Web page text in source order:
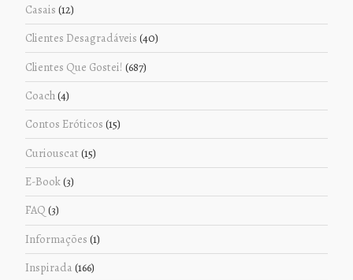
Casais (12)
Clientes Desagradáveis (40)
Clientes Que Gostei! (687)
Coach(4)
Contos Eróticos (15)
Curiouscat (15)
E-Book(3)
FAQ (3)
Informações (1)
Inspirada (166)